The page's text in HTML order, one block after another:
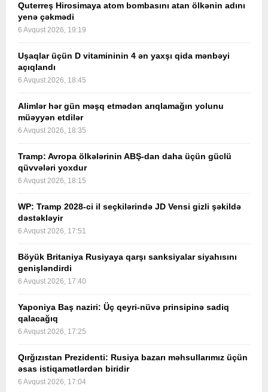
Quterreş Hirosimaya atom bombasını atan ölkənin adını
yenə çəkmədi
6 Avqust 2026, 19:19
Uşaqlar üçün D vitamininin 4 ən yaxşı qida mənbəyi
açıqlandı
6 Avqust 2026, 18:45
Alimlər hər gün məşq etmədən arıqlamağın yolunu
müəyyən etdilər
6 Avqust 2026, 18:35
Tramp: Avropa ölkələrinin ABŞ-dan daha üçün güclü
qüvvələri yoxdur
6 Avqust 2026, 18:15
WP: Tramp 2028-ci il seçkilərində JD Vensi gizli şəkildə
dəstəkləyir
6 Avqust 2026, 17:51
Böyük Britaniya Rusiyaya qarşı sanksiyalar siyahısını
genişləndirdi
6 Avqust 2026, 17:40
Yaponiya Baş naziri: Üç qeyri-nüvə prinsipinə sadiq
qalacağıq
6 Avqust 2026, 17:25
Qırğızıstan Prezidenti: Rusiya bazarı məhsullarımız üçün
əsas istiqamətlərdən biridir
6 Avqust 2026, 17:04